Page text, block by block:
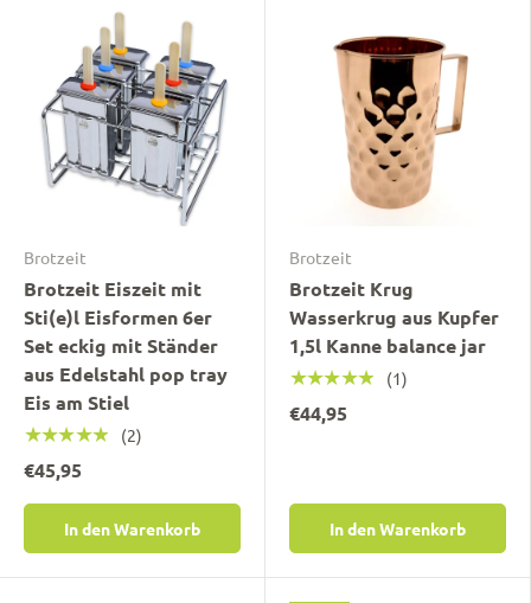
Brotzeit
Brotzeit Eiszeit mit
Sti(e)l Eisformen 6er
Set eckig mit Ständer
aus Edelstahl pop tray
Eis am Stiel
★★★★★ (2)
€45,95
In den Warenkorb
Brotzeit
Brotzeit Krug
Wasserkrug aus Kupfer
1,5l Kanne balance jar
★★★★★ (1)
€44,95
In den Warenkorb